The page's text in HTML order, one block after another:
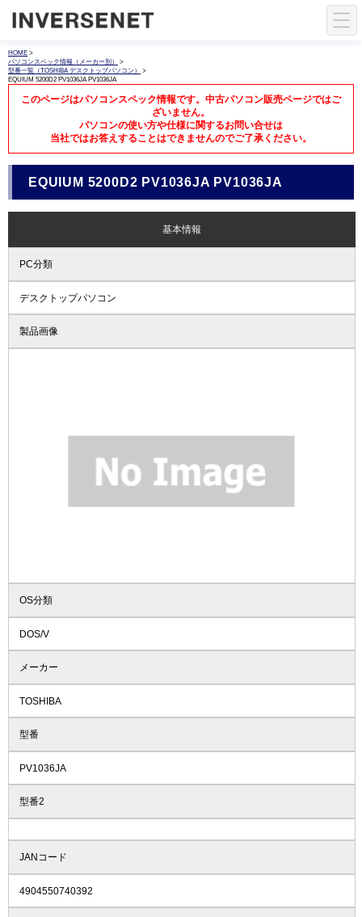
HOME >
パソコンスペック情報（メーカー別）
>
型番一覧（TOSHIBA デスクトップパソコン）
>
EQUIUM 5200D2 PV1036JA PV1036JA
このページはパソコンスペック情報です。中古パソコン販売ページではご
ざいません。
パソコンの使い方や仕様に関するお問い合せは
当社ではお答えすることはできませんのでご了承ください。
EQUIUM 5200D2 PV1036JA PV1036JA
基本情報
PC分類
デスクトップパソコン
製品画像
OS分類
DOS/V
メーカー
TOSHIBA
型番
PV1036JA
型番2
JANコード
4904550740392